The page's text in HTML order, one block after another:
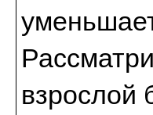
взрослой